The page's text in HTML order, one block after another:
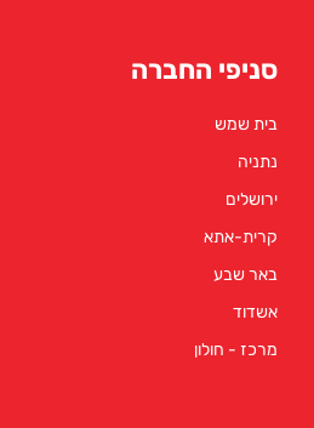
סניפי החברה
בית שמש
נתניה
ירושלים
קרית-אתא
באר שבע
אשדוד
מרכז - חולון